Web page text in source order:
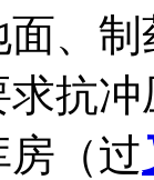
、
抗
（过